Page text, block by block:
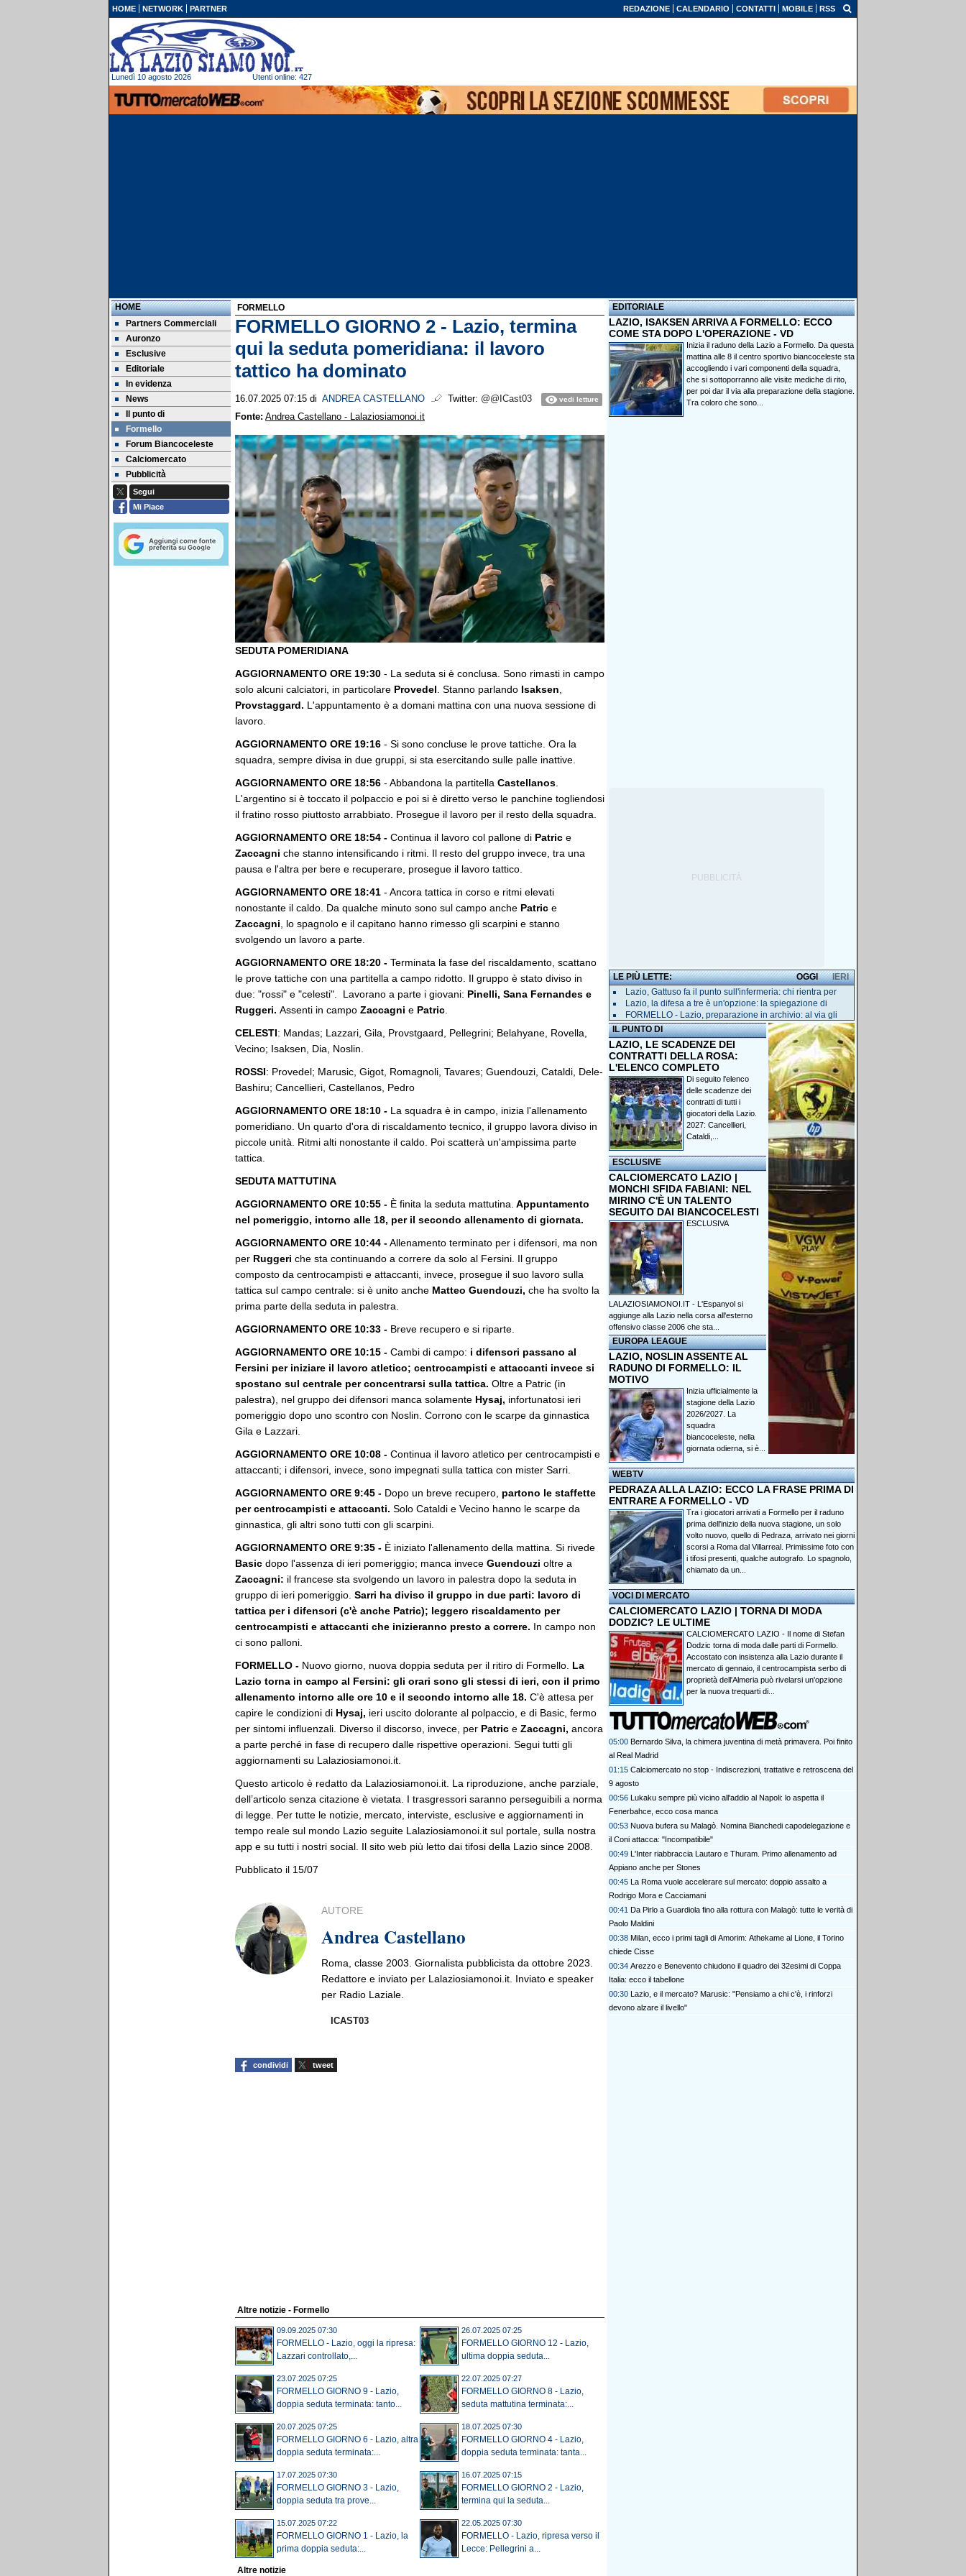
HOME NETWORK PARTNER REDAZIONE CALENDARIO CONTATTI MOBILE RSS
Lunedì 10 agosto 2026 Utenti online: 427
HOME
Partners Commerciali
Auronzo
Esclusive
Editoriale
In evidenza
News
Il punto di
Formello
Forum Biancoceleste
Calciomercato
Pubblicità
Segui
Mi Piace
FORMELLO
FORMELLO GIORNO 2 - Lazio, termina
qui la seduta pomeridiana: il lavoro
tattico ha dominato
16.07.2025 07:15 di ANDREA CASTELLANO Twitter: @@ICast03 vedi letture
Fonte: Andrea Castellano - Lalaziosiamonoi.it
SEDUTA POMERIDIANA
AGGIORNAMENTO ORE 19:30 - La seduta si è conclusa. Sono rimasti in campo
solo alcuni calciatori, in particolare Provedel . Stanno parlando Isaksen
Provstaggard. L'appuntamento è a domani mattina con una nuova sessione di
lavoro.
AGGIORNAMENTO ORE 19:16 - Si sono concluse le prove tattiche. Ora la
squadra, sempre divisa in due gruppi, si sta esercitando sulle palle inattive.
AGGIORNAMENTO ORE 18:56 - Abbandona la partitella Castellanos
L'argentino si è toccato il polpaccio e poi si è diretto verso le panchine togliendosi
il fratino rosso piuttosto arrabbiato. Prosegue il lavoro per il resto della squadra.
AGGIORNAMENTO ORE 18:54 - Continua il lavoro col pallone di Patric e
Zaccagni che stanno intensificando i ritmi. Il resto del gruppo invece, tra una
pausa e l'altra per bere e recuperare, prosegue il lavoro tattico.
AGGIORNAMENTO ORE 18:41 - Ancora tattica in corso e ritmi elevati
nonostante il caldo. Da qualche minuto sono sul campo anche Patric e
Zaccagni , lo spagnolo e il capitano hanno rimesso gli scarpini e stanno
svolgendo un lavoro a parte.
AGGIORNAMENTO ORE 18:20 - Terminata la fase del riscaldamento, scattano
le prove tattiche con una partitella a campo ridotto. Il gruppo è stato diviso in
due: "rossi" e "celesti". Lavorano a parte i giovani: Pinelli, Sana Fernandes e
Ruggeri. Assenti in campo Zaccagni e Patric
CELESTI: Mandas; Lazzari, Gila, Provstgaard, Pellegrini; Belahyane, Rovella,
Vecino; Isaksen, Dia, Noslin.
ROSSI: Provedel; Marusic, Gigot, Romagnoli, Tavares; Guendouzi, Cataldi, Dele-
Bashiru; Cancellieri, Castellanos, Pedro
AGGIORNAMENTO ORE 18:10 - La squadra è in campo, inizia l'allenamento
pomeridiano. Un quarto d'ora di riscaldamento tecnico, il gruppo lavora diviso in
piccole unità. Ritmi alti nonostante il caldo. Poi scatterà un'ampissima parte
tattica.
SEDUTA MATTUTINA
AGGIORNAMENTO ORE 10:55 - È finita la seduta mattutina. Appuntamento
nel pomeriggio, intorno alle 18, per il secondo allenamento di giornata.
AGGIORNAMENTO ORE 10:44 -Allenamento terminato per i difensori, ma non
per Ruggeri che sta continuando a correre da solo al Fersini. Il gruppo
composto da centrocampisti e attaccanti, invece, prosegue il suo lavoro sulla
tattica sul campo centrale: si è unito anche Matteo Guendouzi, che ha svolto la
prima parte della seduta in palestra.
AGGIORNAMENTO ORE 10:33 - Breve recupero e si riparte.
AGGIORNAMENTO ORE 10:15 - Cambi di campo: i difensori passano al
Fersini per iniziare il lavoro atletico; centrocampisti e attaccanti invece si
spostano sul centrale per concentrarsi sulla tattica. Oltre a Patric (in
palestra), nel gruppo dei difensori manca solamente Hysaj, infortunatosi ieri
pomeriggio dopo uno scontro con Noslin. Corrono con le scarpe da ginnastica
Gila e Lazzari.
AGGIORNAMENTO ORE 10:08 - Continua il lavoro atletico per centrocampisti e
attaccanti; i difensori, invece, sono impegnati sulla tattica con mister Sarri.
AGGIORNAMENTO ORE 9:45 - Dopo un breve recupero, partono le staffette
per centrocampisti e attaccanti. Solo Cataldi e Vecino hanno le scarpe da
ginnastica, gli altri sono tutti con gli scarpini.
AGGIORNAMENTO ORE 9:35 - È iniziato l'allenamento della mattina. Si rivede
Basic dopo l'assenza di ieri pomeriggio; manca invece Guendouzi oltre a
Zaccagni: il francese sta svolgendo un lavoro in palestra dopo la seduta in
gruppo di ieri pomeriggio. Sarri ha diviso il gruppo in due parti: lavoro di
tattica per i difensori (c'è anche Patric); leggero riscaldamento per
centrocampisti e attaccanti che inizieranno presto a correre. In campo non
ci sono palloni.
FORMELLO - Nuovo giorno, nuova doppia seduta per il ritiro di Formello. La
Lazio torna in campo al Fersini: gli orari sono gli stessi di ieri, con il primo
allenamento intorno alle ore 10 e il secondo intorno alle 18. C'è attesa per
capire le condizioni di Hysaj, ieri uscito dolorante al polpaccio, e di Basic, fermo
per sintomi influenzali. Diverso il discorso, invece, per Patric e Zaccagni, ancora
a parte perché in fase di recupero dalle rispettive operazioni. Segui tutti gli
aggiornamenti su Lalaziosiamonoi.it.
Questo articolo è redatto da Lalaziosiamonoi.it. La riproduzione, anche parziale,
dell’articolo senza citazione è vietata. I trasgressori saranno perseguibili a norma
di legge. Per tutte le notizie, mercato, interviste, esclusive e aggiornamenti in
tempo reale sul mondo Lazio seguite Lalaziosiamonoi.it sul portale, sulla nostra
app e su tutti i nostri social. Il sito web più letto dai tifosi della Lazio since 2008.
Pubblicato il 15/07
AUTORE
Andrea Castellano
Roma, classe 2003. Giornalista pubblicista da ottobre 2023.
Redattore e inviato per Lalaziosiamonoi.it. Inviato e speaker
per Radio Laziale.
ICAST03
condividi tweet
Altre notizie - Formello
09.09.2025 07:30
FORMELLO - Lazio, oggi la ripresa:
Lazzari controllato,...
26.07.2025 07:25
FORMELLO GIORNO 12 - Lazio,
ultima doppia seduta...
23.07.2025 07:25
FORMELLO GIORNO 9 - Lazio,
doppia seduta terminata: tanto...
22.07.2025 07:27
FORMELLO GIORNO 8 - Lazio,
seduta mattutina terminata:...
20.07.2025 07:25
FORMELLO GIORNO 6 - Lazio, altra
doppia seduta terminata:...
18.07.2025 07:30
FORMELLO GIORNO 4 - Lazio,
doppia seduta terminata: tanta...
17.07.2025 07:30
FORMELLO GIORNO 3 - Lazio,
doppia seduta tra prove...
16.07.2025 07:15
FORMELLO GIORNO 2 - Lazio,
termina qui la seduta...
15.07.2025 07:22
FORMELLO GIORNO 1 - Lazio, la
prima doppia seduta:...
22.05.2025 07:30
FORMELLO - Lazio, ripresa verso il
Lecce: Pellegrini a...
Altre notizie
EDITORIALE
LAZIO, ISAKSEN ARRIVA A FORMELLO: ECCO
COME STA DOPO L'OPERAZIONE - VD
Inizia il raduno della Lazio a Formello. Da questa
mattina alle 8 il centro sportivo biancoceleste sta
accogliendo i vari componenti della squadra,
che si sottoporranno alle visite mediche di rito,
per poi dar il via alla preparazione della stagione.
Tra coloro che sono...
LE PIÙ LETTE: IERI
OGGI
Lazio, Gattuso fa il punto sull'infermeria: chi rientra per
Lazio, la difesa a tre è un'opzione: la spiegazione di
FORMELLO - Lazio, preparazione in archivio: al via gli
IL PUNTO DI
LAZIO, LE SCADENZE DEI
CONTRATTI DELLA ROSA:
L'ELENCO COMPLETO
Di seguito l'elenco
delle scadenze dei
contratti di tutti i
giocatori della Lazio.
2027: Cancellieri,
Cataldi,...
ESCLUSIVE
CALCIOMERCATO LAZIO |
MONCHI SFIDA FABIANI: NEL
MIRINO C'È UN TALENTO
SEGUITO DAI BIANCOCELESTI
ESCLUSIVA
LALAZIOSIAMONOI.IT - L'Espanyol si
aggiunge alla Lazio nella corsa all'esterno
offensivo classe 2006 che sta...
EUROPA LEAGUE
LAZIO, NOSLIN ASSENTE AL
RADUNO DI FORMELLO: IL
MOTIVO
Inizia ufficialmente la
stagione della Lazio
2026/2027. La
squadra
biancoceleste, nella
giornata odierna, si è...
WEBTV
PEDRAZA ALLA LAZIO: ECCO LA FRASE PRIMA DI
ENTRARE A FORMELLO - VD
Tra i giocatori arrivati a Formello per il raduno
prima dell'inizio della nuova stagione, un solo
volto nuovo, quello di Pedraza, arrivato nei giorni
scorsi a Roma dal Villarreal. Primissime foto con
i tifosi presenti, qualche autografo. Lo spagnolo,
chiamato da un...
VOCI DI MERCATO
CALCIOMERCATO LAZIO | TORNA DI MODA
DODZIC? LE ULTIME
CALCIOMERCATO LAZIO - Il nome di Stefan
Dodzic torna di moda dalle parti di Formello.
Accostato con insistenza alla Lazio durante il
mercato di gennaio, il centrocampista serbo di
proprietà dell'Almeria può rivelarsi un'opzione
per la nuova trequarti di...
05:00 Bernardo Silva, la chimera juventina di metà primavera. Poi finito
al Real Madrid
01:15 Calciomercato no stop - Indiscrezioni, trattative e retroscena del
9 agosto
00:56 Lukaku sempre più vicino all'addio al Napoli: lo aspetta il
Fenerbahce, ecco cosa manca
00:53 Nuova bufera su Malagò. Nomina Bianchedi capodelegazione e
il Coni attacca: "Incompatibile"
00:49 L'Inter riabbraccia Lautaro e Thuram. Primo allenamento ad
Appiano anche per Stones
00:45 La Roma vuole accelerare sul mercato: doppio assalto a
Rodrigo Mora e Cacciamani
00:41 Da Pirlo a Guardiola fino alla rottura con Malagò: tutte le verità di
Paolo Maldini
00:38 Milan, ecco i primi tagli di Amorim: Athekame al Lione, il Torino
chiede Cisse
00:34 Arezzo e Benevento chiudono il quadro dei 32esimi di Coppa
Italia: ecco il tabellone
00:30 Lazio, e il mercato? Marusic: "Pensiamo a chi c'è, i rinforzi
devono alzare il livello"